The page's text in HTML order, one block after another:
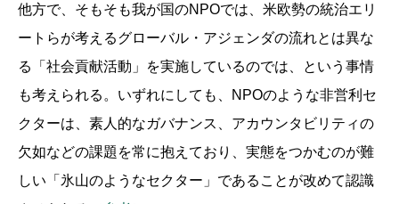
他方で、そもそも我が国のNPOでは、米欧勢の統治エリ
ートらが考えるグローバル・アジェンダの流れとは異な
る「社会貢献活動」を実施しているのでは、という事情
も考えられる。いずれにしても、NPOのような非営利セ
クターは、素人的なガバナンス、アカウンタビリティの
欠如などの課題を常に抱えており、実態をつかむのが難
しい「氷山のようなセクター」であることが改めて認識